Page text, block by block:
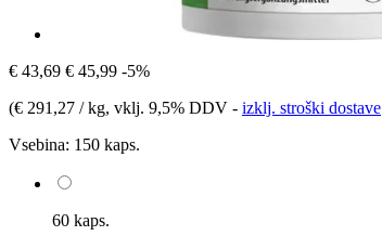
€ 43,69 € 45,99 -5%
(€ 291,27 / kg, vklj. 9,5% DDV - izklj. stroški dostave
Vsebina: 150 kaps.
60 kaps.